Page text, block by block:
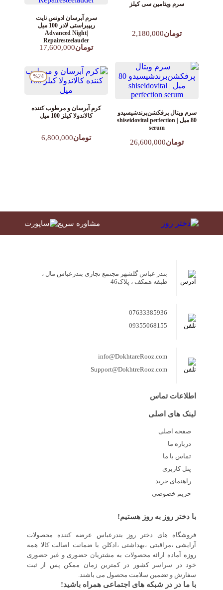
سرم ویتامین سی کیلز
تومان2,180,000
سرم آبرسان ادونس نایت
ریپیراستی لادر 100 میل
|Advanced Night
Repairesteelauder
تومان17,600,000
سرم ویتال پرفکشن‌برندشیسیدو
80 میل | shiseidovital perfection
serum
تومان26,600,000
کرم آبرسان و مرطوب کننده
کالاندولا کیلز 100 میل
تومان6,800,000
%24
مشاوره سریع
بندر عباس گلشهر مجتمع تجاری بندرعباس مال ،
طبقه همکف ، پلاک46
07633385936
09355068155
info@DokhtareRooz.com
Support@DokhtreRooz.com
اطلاعات تماس
لینک های اصلی
صفحه اصلی
درباره ما
تماس با ما
پنل کاربری
راهنمای خرید
حریم خصوصی
با دختر روز به روز هستیم!
فروشگاه های دختر روز بندرعباس عرضه کننده محصولات
آرایشی ،مراقبتی ،بهداشتی ،ادکلن با ضمانت اصالت کالا همه
روزه آماده ارائه محصولات به مشتریان حضوری و غیر حضوری
خود در سراسر کشور در کمترین زمان ممکن پس از ثبت
سفارش و تضمین سلامت محصول می باشند.
با ما در در شبکه های اجتماعی همراه باشید!